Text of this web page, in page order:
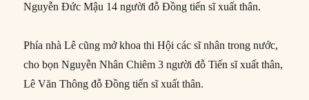
Nguyễn Đức Mậu 14 người đỗ Đồng tiến sĩ xuất thân.
Phía nhà Lê cũng mở khoa thi Hội các sĩ nhân trong nước,
cho bọn Nguyễn Nhân Chiêm 3 người đỗ Tiến sĩ xuất thân,
Lê Văn Thông đỗ Đồng tiến sĩ xuất thân.